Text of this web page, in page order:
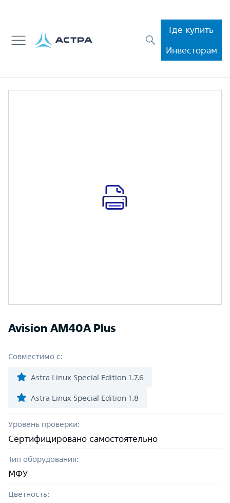
Где купить
Инвесторам
Avision AM40A Plus
Совместимо с:
Astra Linux Special Edition 1.7.6
Astra Linux Special Edition 1.8
Уровень проверки:
Сертифицировано самостоятельно
Тип оборудования:
МФУ
Цветность: